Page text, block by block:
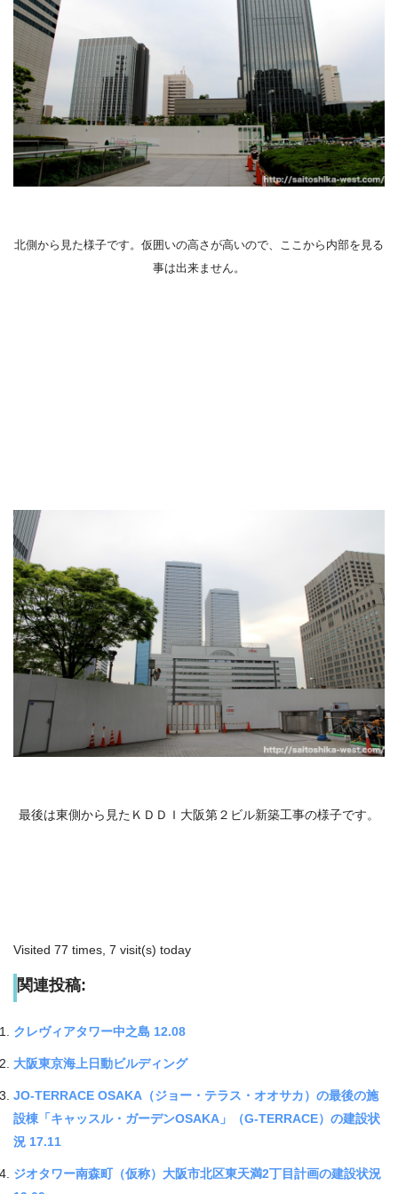
北側から見た様子です。仮囲いの高さが高いので、ここから内部を見る
事は出来ません。
最後は東側から見たＫＤＤＩ大阪第２ビル新築工事の様子です。
Visited 77 times, 7 visit(s) today
関連投稿:
クレヴィアタワー中之島 12.08
大阪東京海上日動ビルディング
JO-TERRACE OSAKA（ジョー・テラス・オオサカ）の最後の施
設棟「キャッスル・ガーデンOSAKA」（G-TERRACE）の建設状
況 17.11
ジオタワー南森町（仮称）大阪市北区東天満2丁目計画の建設状況